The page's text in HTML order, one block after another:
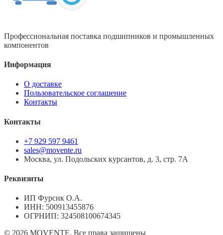
Профессиональная поставка подшипников и промышленных
компонентов
Информация
О доставке
Пользовательское соглашение
Контакты
Контакты
+7 929 597 9461
sales@movente.ru
Москва, ул. Подольских курсантов, д. 3, стр. 7А
Реквизиты
ИП Фурсик О.А.
ИНН: 500913455876
ОГРНИП: 324508100674345
© 2026 MOVENTE. Все права защищены